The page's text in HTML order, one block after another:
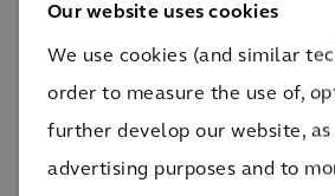
Our website uses cookies
We use cookies (and similar
order to measure the use of,
further develop our website,
advertising purposes and to
Omwonenden weten beter wat ze
verwachten en voelen zich
begrijpt beter hoe omwonenden
ervaren en kan hier op acteren.